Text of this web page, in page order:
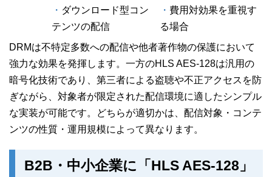
・ ダウンロード型コン
テンツの配信
・ 費用対効果を重視す
る場合
DRMは不特定多数への配信や他者著作物の保護において
強力な効果を発揮します。一方のHLS AES-128は汎用の
暗号化技術であり、第三者による盗聴や不正アクセスを防
ぎながら、対象者が限定された配信環境に適したシンプル
な実装が可能です。どちらが適切かは、配信対象・コンテ
ンツの性質・運用規模によって異なります。
B2B・中小企業に「HLS AES-128」